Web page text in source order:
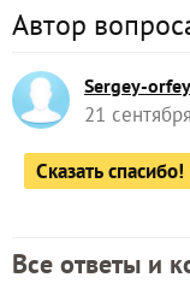
Автор
Sergey-orfey
21
Сказать спасибо!
Все ответы и